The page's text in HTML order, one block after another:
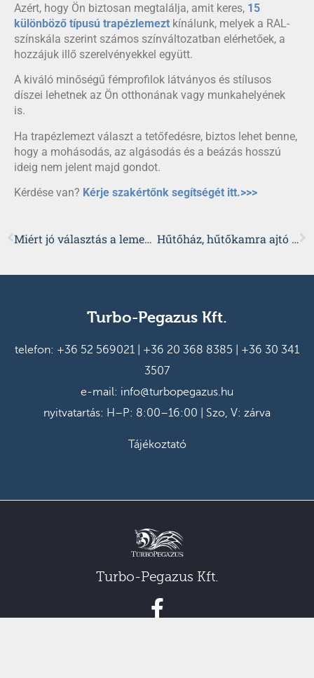
Azért, hogy Ön biztosan megtalálja, amit keres, 15
különböző típusú trapézlemezt kínálunk, melyek a RAL-
színskála szerint számos színváltozatban elérhetőek, a
hozzájuk illő szerelvényekkel együtt.
A kiváló minőségű fémprofilok látványos és stílusos
díszei lehetnek az Ön otthonának vagy munkahelyének
is.
Ha trapézlemezt választ a tetőfedésre, biztos lehet benne,
hogy a mohásodás, az algásodás és a beázás hosszú
ideig nem jelent majd gondot.
Kérdése van? Kérje szakértőnk segítségét itt.>>>
Miért jó választás a lemeztető? Hűtőház, hűtőkamra ajtó – avagy mi mindenre jó a szendvicspanel?
Turbo-Pegazus Kft.
telefon: +36 52 569021 +36 20 368 8385
+36 30 341
3507
e-mail: info@turbopegazus.hu
nyitvatartás: H–P: 8:00–16:00 | Szo, V: zárva
Tájékoztató
Turbo-Pegazus Kft.